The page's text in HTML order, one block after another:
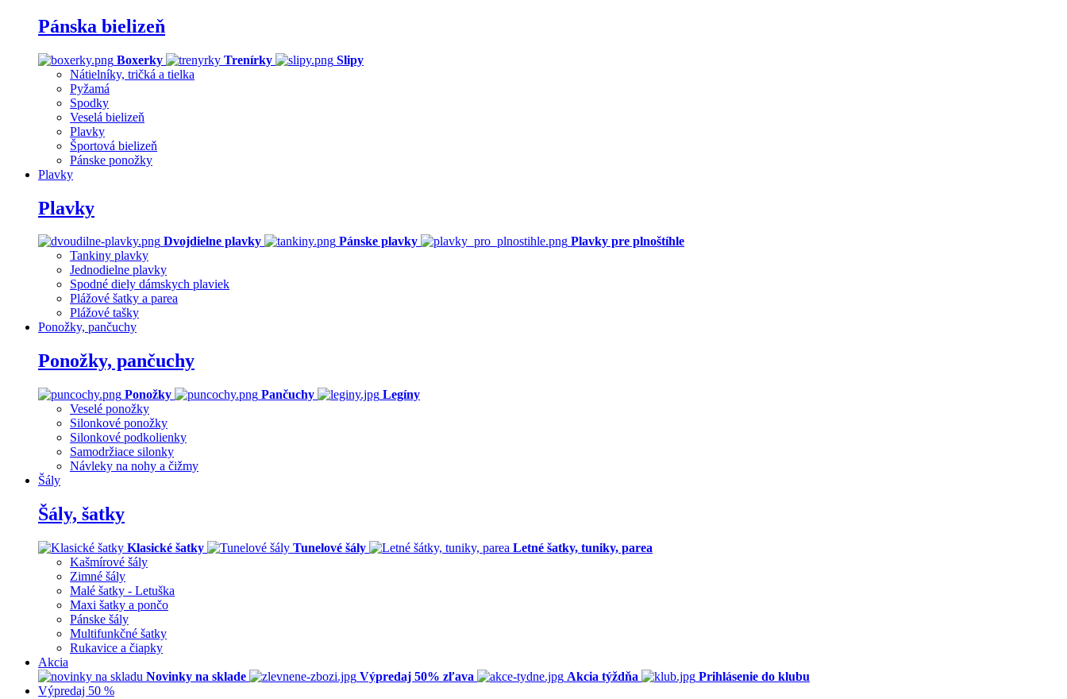
Pánska bielizeň
Boxerky Trenírky
Slipy
Nátielníky, tričká a tielka
Pyžamá
Spodky
Veselá bielizeň
Plavky
Športová bielizeň
Pánske ponožky
Plavky
Plavky
Dvojdielne plavky Pánske plavky
Plavky pre plnoštíhle
Tankiny plavky
Jednodielne plavky
Spodné diely dámskych plaviek
Plážové šatky a parea
Plážové tašky
Ponožky, pančuchy
Ponožky, pančuchy
Ponožky Pančuchy
Legíny
Veselé ponožky
Silonkové ponožky
Silonkové podkolienky
Samodržiace silonky
Návleky na nohy a čižmy
Šály
Šály, šatky
Klasické šatky Tunelové šály
Letné šatky, tuniky, parea
Kašmírové šály
Zimné šály
Malé šatky - Letuška
Maxi šatky a pončo
Pánske šály
Multifunkčné šatky
Rukavice a čiapky
Akcia
Novinky na sklade
Výpredaj 50% zľava Akcia týždňa
Prihlásenie do klubu
Výpredaj 50 %